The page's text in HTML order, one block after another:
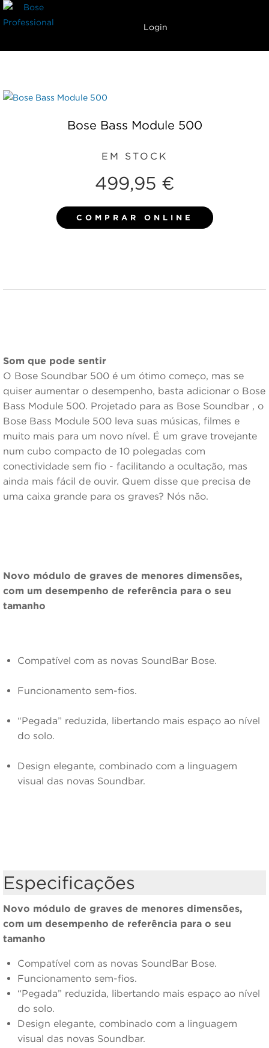
Login
Carrinho
Bose Bass Module 500
EM STOCK
499,95 €
COMPRAR ONLINE
Som que pode sentir
O Bose Soundbar 500 é um ótimo começo, mas se
quiser aumentar o desempenho, basta adicionar o Bose
Bass Module 500. Projetado para as Bose Soundbar , o
Bose Bass Module 500 leva suas músicas, filmes e
muito mais para um novo nível. É um grave trovejante
num cubo compacto de 10 polegadas com
conectividade sem fio - facilitando a ocultação, mas
ainda mais fácil de ouvir. Quem disse que precisa de
uma caixa grande para os graves? Nós não.
Novo módulo de graves de menores dimensões,
com um desempenho de referência para o seu
tamanho
Compatível com as novas SoundBar Bose.
Funcionamento sem-fios.
“Pegada” reduzida, libertando mais espaço ao nível
do solo.
Design elegante, combinado com a linguagem
visual das novas Soundbar.
Especificações
Novo módulo de graves de menores dimensões,
com um desempenho de referência para o seu
tamanho
Compatível com as novas SoundBar Bose.
Funcionamento sem-fios.
“Pegada” reduzida, libertando mais espaço ao nível
do solo.
Design elegante, combinado com a linguagem
visual das novas Soundbar.